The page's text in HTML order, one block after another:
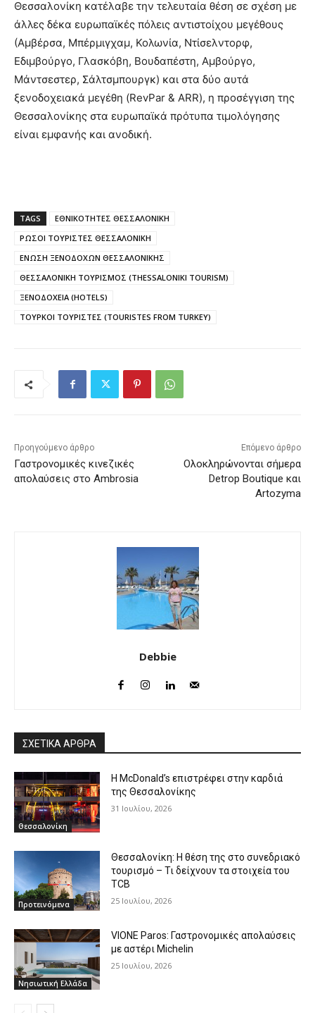
Θεσσαλονίκη κατέλαβε την τελευταία θέση σε σχέση με
άλλες δέκα ευρωπαϊκές πόλεις αντιστοίχου μεγέθους
(Αμβέρσα, Μπέρμιγχαμ, Κολωνία, Ντίσελντορφ,
Εδιμβούργο, Γλασκόβη, Βουδαπέστη, Αμβούργο,
Μάντσεστερ, Σάλτσμπουργκ) και στα δύο αυτά
ξενοδοχειακά μεγέθη (RevPar & ARR), η προσέγγιση της
Θεσσαλονίκης στα ευρωπαϊκά πρότυπα τιμολόγησης
είναι εμφανής και ανοδική.
TAGS
ΕΘΝΙΚΟΤΗΤΕΣ ΘΕΣΣΑΛΟΝΙΚH
ΡΩΣΟΙ ΤΟΥΡΙΣΤΕΣ ΘΕΣΣΑΛΟΝΙΚΗ
ΕΝΩΣΗ ΞΕΝΟΔΟΧΩΝ ΘΕΣΣΑΛΟΝΙΚΗΣ
ΘΕΣΣΑΛΟΝΙΚΗ ΤΟΥΡΙΣΜΟΣ (THESSALONIKI TOURISM)
ΞΕΝΟΔΟΧΕΙΑ (HOTELS)
ΤΟΥΡΚΟΙ ΤΟΥΡΙΣΤΕΣ (TOURISTES FROM TURKEY)
Προηγούμενο άρθρο
Γαστρονομικές κινεζικές
απολαύσεις στο Ambrosia
Επόμενο άρθρο
Ολοκληρώνονται σήμερα
Detrop Boutique και
Artozyma
Debbie
ΣΧΕΤΙΚΑ ΑΡΘΡΑ
Θεσσαλονίκη
Η McDonald’s επιστρέφει στην καρδιά
της Θεσσαλονίκης
31 Ιουλίου, 2026
Προτεινόμενα
Θεσσαλονίκη: Η θέση της στο συνεδριακό
τουρισμό – Τι δείχνουν τα στοιχεία του
TCB
25 Ιουλίου, 2026
Νησιωτική Ελλάδα
VIONE Paros: Γαστρονομικές απολαύσεις
με αστέρι Michelin
25 Ιουλίου, 2026